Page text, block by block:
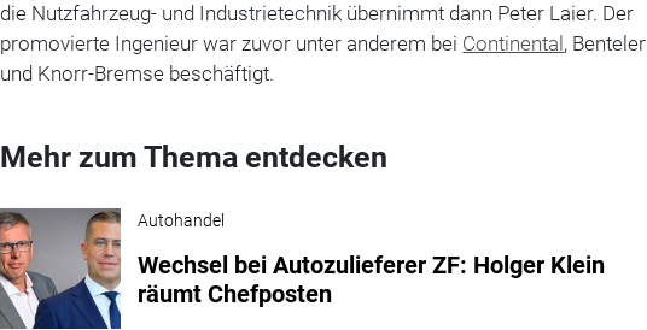
die Nutzfahrzeug- und Industrietechnik übernimmt dann Peter Laier. Der
promovierte Ingenieur war zuvor unter anderem bei Continental, Benteler
und Knorr-Bremse beschäftigt.
Mehr zum Thema entdecken
Autohandel
Wechsel bei Autozulieferer ZF: Holger Klein
räumt Chefposten